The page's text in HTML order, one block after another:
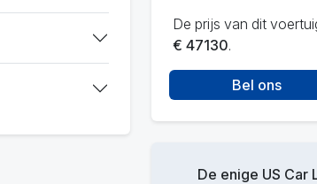
De prijs van dit
€ 47130.
Bel ons
De enige US Car